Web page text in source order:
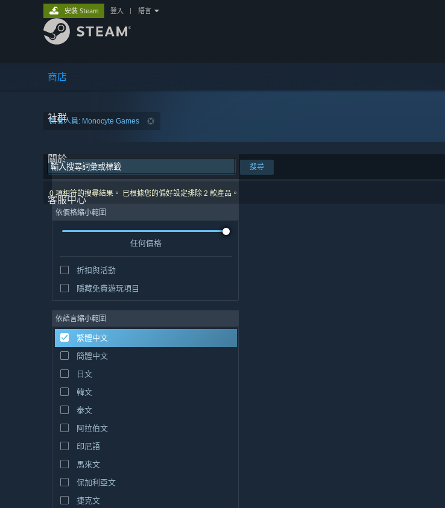
商店
社群
關於
客服中心
安裝 Steam 登入 語言
開發人員: Monocyte Games
搜尋
0 項相符的搜尋結果。 已根據您的偏好設定排除 2 款產品。
依價格縮小範圍
任何價格
折扣與活動
隱藏免費遊玩項目
依語言縮小範圍
繁體中文
簡體中文
日文
韓文
泰文
阿拉伯文
印尼語
馬來文
保加利亞文
捷克文